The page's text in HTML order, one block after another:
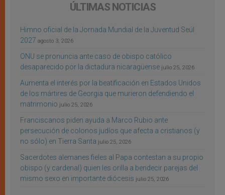
ÚLTIMAS NOTICIAS
Himno oficial de la Jornada Mundial de la Juventud Seúl
2027 agosto 3, 2026
ONU se pronuncia ante caso de obispo católico
desaparecido por la dictadura nicaragüense julio 25, 2026
Aumenta el interés por la beatificación en Estados Unidos
de los mártires de Georgia que murieron defendiendo el
matrimonio julio 25, 2026
Franciscanos piden ayuda a Marco Rubio ante
persecución de colonos judíos que afecta a cristianos (y
no sólo) en Tierra Santa julio 25, 2026
Sacerdotes alemanes fieles al Papa contestan a su propio
obispo (y cardenal) quien les orilla a bendecir parejas del
mismo sexo en importante diócesis julio 25, 2026